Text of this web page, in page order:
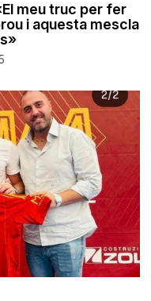
meu truc per fer
i aquesta mescla